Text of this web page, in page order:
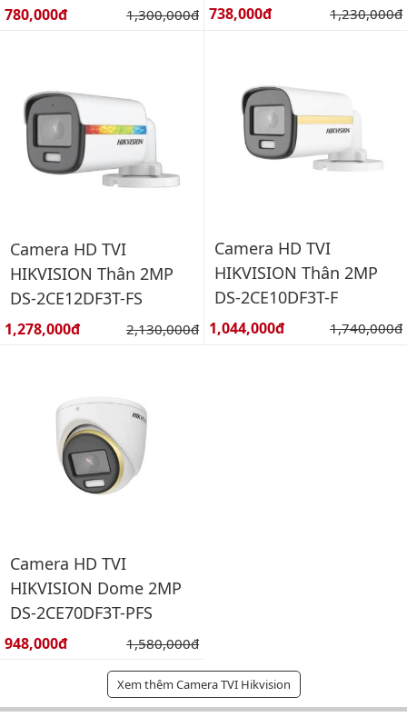
Giá bán:
780,000đ Giá gốc:
1,300,000đ Giá bán:
738,000đ Giá gốc:
1,230,000đ
Camera HD TVI
HIKVISION Thân 2MP
DS-2CE12DF3T-FS
Giá bán:
1,278,000đ Giá gốc:
2,130,000đ
Camera HD TVI
HIKVISION Thân 2MP
DS-2CE10DF3T-F
Giá bán:
1,044,000đ Giá gốc:
1,740,000đ
Camera HD TVI
HIKVISION Dome 2MP
DS-2CE70DF3T-PFS
Giá bán:
948,000đ Giá gốc:
1,580,000đ
Xem thêm Camera TVI Hikvision